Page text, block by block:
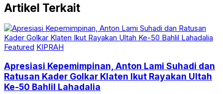
Artikel Terkait
Featured KIPRAH
Apresiasi Kepemimpinan, Anton Lami Suhadi dan
Ratusan Kader Golkar Klaten Ikut Rayakan Ultah
Ke-50 Bahlil Lahadalia